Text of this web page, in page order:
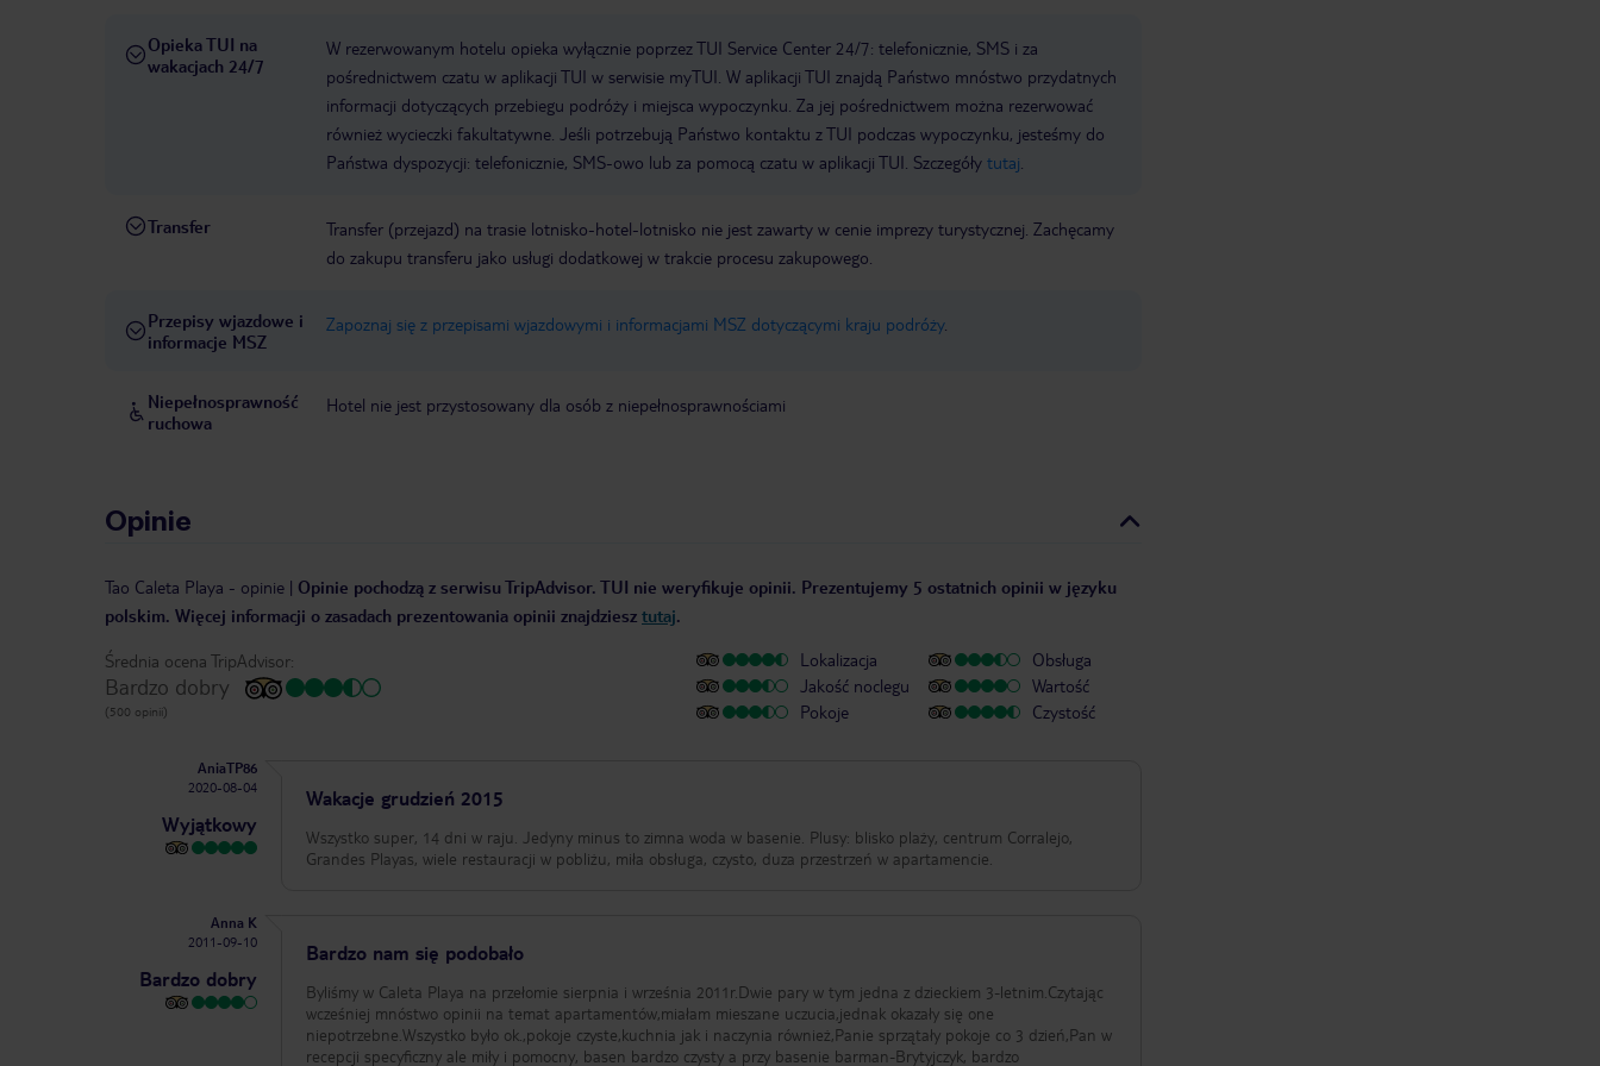
Opieka TUI na
wakacjach 24/7
W rezerwowanym hotelu opieka wyłącznie poprzez TUI Service Center 24/7: telefonicznie, SMS i za
pośrednictwem czatu w aplikacji TUI w serwisie myTUI. W aplikacji TUI znajdą Państwo mnóstwo przydatnych
informacji dotyczących przebiegu podróży i miejsca wypoczynku. Za jej pośrednictwem można rezerwować
również wycieczki fakultatywne. Jeśli potrzebują Państwo kontaktu z TUI podczas wypoczynku, jesteśmy do
Państwa dyspozycji: telefonicznie, SMS-owo lub za pomocą czatu w aplikacji TUI. Szczegóły tutaj
Transfer
Transfer (przejazd) na trasie lotnisko-hotel-lotnisko nie jest zawarty w cenie imprezy turystycznej. Zachęcamy
do zakupu transferu jako usługi dodatkowej w trakcie procesu zakupowego.
Przepisy wjazdowe i
informacje MSZ
Zapoznaj się z przepisami wjazdowymi i informacjami MSZ dotyczącymi kraju podróży.
Niepełnosprawność
ruchowa
Hotel nie jest przystosowany dla osób z niepełnosprawnościami
Opinie
Tao Caleta Playa - opinie | Opinie pochodzą z serwisu TripAdvisor. TUI nie weryfikuje opinii. Prezentujemy 5 ostatnich opinii w języku
polskim. Więcej informacji o zasadach prezentowania opinii znajdziesz tutaj.
Średnia ocena TripAdvisor:
Bardzo dobry
(500 opinii)
Lokalizacja
Jakość noclegu
Pokoje
Obsługa
Wartość
Czystość
AniaTP86
2020-08-04
Wyjątkowy
Wakacje grudzień 2015
Wszystko super, 14 dni w raju. Jedyny minus to zimna woda w basenie. Plusy: blisko plaży, centrum Corralejo,
Grandes Playas, wiele restauracji w pobliżu, miła obsługa, czysto, duza przestrzeń w apartamencie.
Anna K
2011-09-10
Bardzo dobry
Bardzo nam się podobało
Byliśmy w Caleta Playa na przełomie sierpnia i września 2011r.Dwie pary w tym jedna z dzieckiem 3-letnim.Czytając
wcześniej mnóstwo opinii na temat apartamentów,miałam mieszane uczucia,jednak okazały się one
niepotrzebne.Wszystko było ok.,pokoje czyste,kuchnia jak i naczynia również,Panie sprzątały pokoje co 3 dzień,Pan w
recepcji specyficzny ale miły i pomocny, basen bardzo czysty a przy basenie barman-Brytyjczyk, bardzo